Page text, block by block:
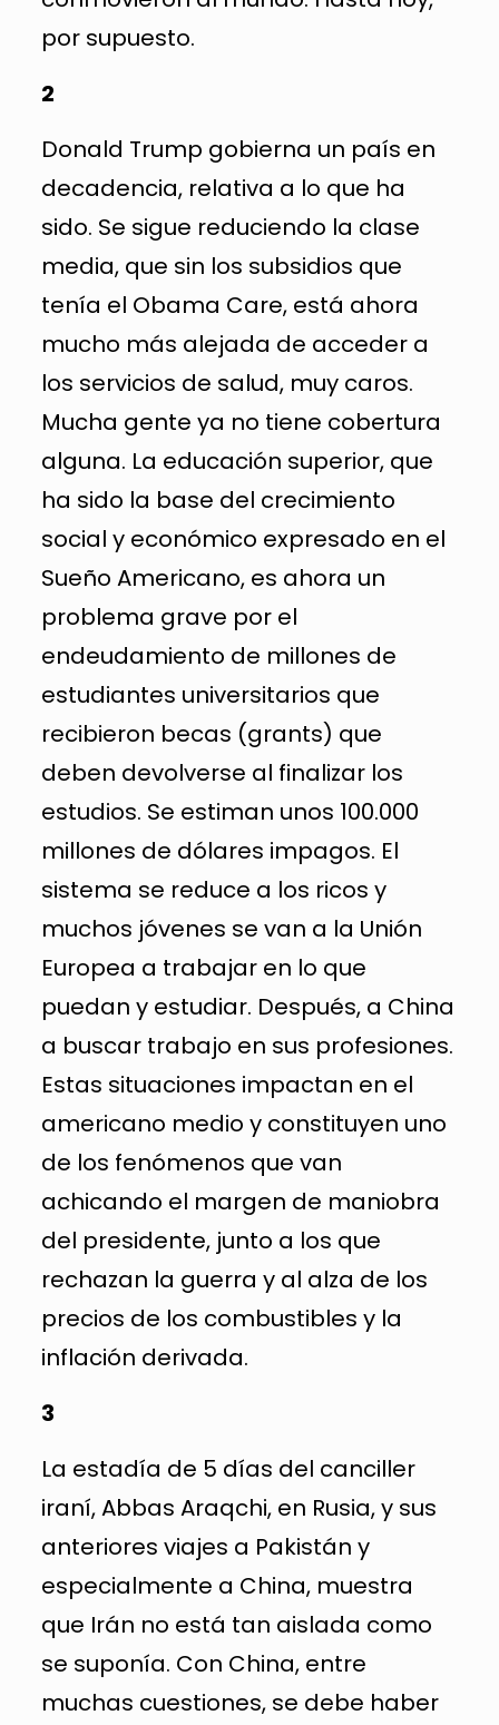
por supuesto.
2
Donald Trump gobierna un país en
decadencia, relativa a lo que ha
sido. Se sigue reduciendo la clase
media, que sin los subsidios que
tenía el Obama Care, está ahora
mucho más alejada de acceder a
los servicios de salud, muy caros.
Mucha gente ya no tiene cobertura
alguna. La educación superior, que
ha sido la base del crecimiento
social y económico expresado en el
Sueño Americano, es ahora un
problema grave por el
endeudamiento de millones de
estudiantes universitarios que
recibieron becas (grants) que
deben devolverse al finalizar los
estudios. Se estiman unos 100.000
millones de dólares impagos. El
sistema se reduce a los ricos y
muchos jóvenes se van a la Unión
Europea a trabajar en lo que
puedan y estudiar. Después, a China
a buscar trabajo en sus profesiones.
Estas situaciones impactan en el
americano medio y constituyen uno
de los fenómenos que van
achicando el margen de maniobra
del presidente, junto a los que
rechazan la guerra y al alza de los
precios de los combustibles y la
inflación derivada.
3
La estadía de 5 días del canciller
iraní, Abbas Araqchi, en Rusia, y sus
anteriores viajes a Pakistán y
especialmente a China, muestra
que Irán no está tan aislada como
se suponía. Con China, entre
muchas cuestiones, se debe haber